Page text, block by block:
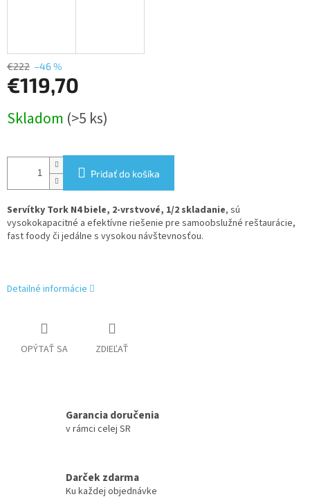
€222 –46 %
€119,70
cena:
Skladom (>5 ks)
Pridať do košíka
Servítky Tork N4 biele, 2-vrstvové, 1/2 skladanie, sú
vysokokapacitné a efektívne riešenie pre samoobslužné reštaurácie,
fast foody či jedálne s vysokou návštevnosťou.
Detailné informácie
OPÝTAŤ SA ZDIEĽAŤ
Garancia doručenia
v rámci celej SR
Darček zdarma
Ku každej objednávke